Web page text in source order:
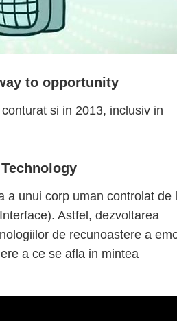
to opportunity
si in 2013, inclusiv in
a unui corp uman controlat de
Astfel, dezvoltarea
de recunoastere a
a ce se afla in mintea